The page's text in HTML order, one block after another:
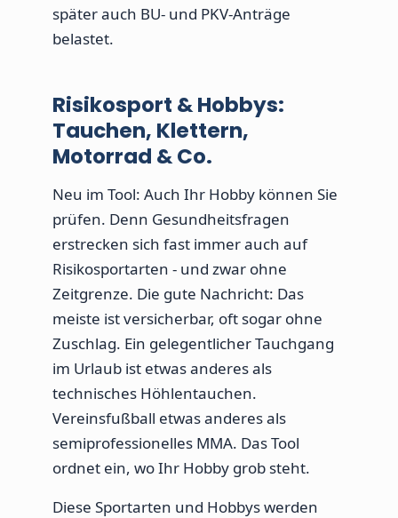
später auch BU- und PKV-Anträge
belastet.
Risikosport & Hobbys:
Tauchen, Klettern,
Motorrad & Co.
Neu im Tool: Auch Ihr Hobby können Sie
prüfen. Denn Gesundheitsfragen
erstrecken sich fast immer auch auf
Risikosportarten - und zwar ohne
Zeitgrenze. Die gute Nachricht: Das
meiste ist versicherbar, oft sogar ohne
Zuschlag. Ein gelegentlicher Tauchgang
im Urlaub ist etwas anderes als
technisches Höhlentauchen.
Vereinsfußball etwas anderes als
semiprofessionelles MMA. Das Tool
ordnet ein, wo Ihr Hobby grob steht.
Diese Sportarten und Hobbys werden